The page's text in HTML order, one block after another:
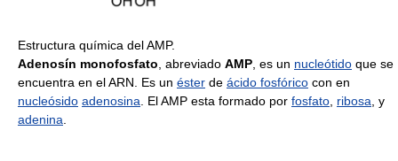
Estructura química del AMP.
Adenosín monofosfato , abreviado AMP , es un nucleótido que se
encuentra en el ARN. Es un éster de ácido fosfórico con en
nucleósido adenosina . El AMP esta formado por fosfato ribosa , y
adenina